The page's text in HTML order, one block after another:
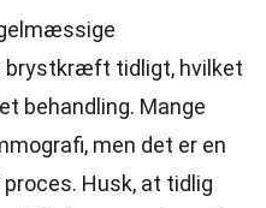
brystkræft tidligt, hvilket
behandling. Mange
men det er en
Husk, at tidlig